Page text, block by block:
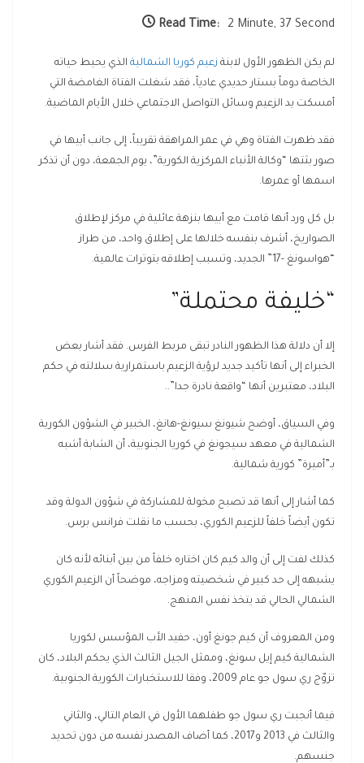
Read Time: 2 Minute, 37 Second
لم يكن الظهور الأول لابنة زعيم كوريا الشمالية الذي يحيط حياته
الخاصة دوماً بستار حديدي عادياً، فقد شغلت الفتاة الغامضة التي
أمسكت يد الزعيم وسائل التواصل الاجتماعي خلال الأيام الماضية.
فقد ظهرت الفتاة وهي في عمر المراهقة تقريباً، إلى جانب أبيها في
صور بثتها “وكالة الأنباء المركزية الكورية”، يوم الجمعة، دون أن تذكر
اسمها أو عمرها.
بل كل ورد أنها قامت مع أبيها بنزهة عائلية في مركز لإطلاق
الصواريخ، أشرف بنفسه خلالها على إطلاق واحد، من طراز
“هواسونغ -17” الجديد، وتسبب إطلاقه بتوترات عالمية.
“خليفة محتملة”
إلا أن دلالة هذا الظهور النادر تبقى مربط الفرس. فقد أشار بعض
الخبراء إلى أنها تأكيد جديد لرؤية الزعيم باستمرارية سلالته في حكم
البلاد، معتبرين أنها “واقعة نادرة جدا”..
وفي السياق، أوضح شيونغ سيونغ-هانغ، الخبير في الشؤون الكورية
الشمالية في معهد سيجونغ في كوريا الجنوبية، أن الشابة أشبه
بـ”أميرة” كورية شمالية.
كما أشار إلى أنها قد تصبح مخولة للمشاركة في شؤون الدولة وقد
تكون أيضاً خلفاً للزعيم الكوري، بحسب ما نقلت فرانس برس.
كذلك لفت إلى أن والد كيم كان اختاره خلفاً من بين أبنائه لأنه كان
يشبهه إلى حد كبير في شخصيته ومزاجه، موضحاً أن الزعيم الكوري
الشمالي الحالي قد يتخذ نفس المنهج.
ومن المعروف أن كيم جونغ أون، حفيد الأب المؤسس لكوريا
الشمالية كيم إيل سونغ، وممثل الجيل الثالث الذي يحكم البلاد، كان
تزوّج ري سول جو عام 2009، وفقا للاستخبارات الكورية الجنوبية.
فيما أنجبت ري سول جو طفلهما الأول في العام التالي، والثاني
والثالث في 2013 و2017، كما أضاف المصدر نفسه من دون تحديد
جنسهم.